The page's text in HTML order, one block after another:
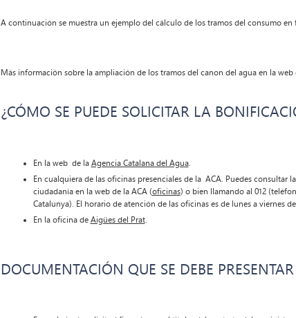
A continuación se muestra un ejemplo del cálculo de los tramos del consumo
Más información sobre la ampliación de los tramos del canon del agua en la web
¿CÓMO SE PUEDE SOLICITAR LA
En la web de la Agencia Catalana del Agua.
En cualquiera de las oficinas presenciales de la ACA. Puedes consultar
ciudadanía en la web de la ACA (oficinas) o bien llamando al 012
Catalunya). El horario de atención de las oficinas es de lunes a viernes
En la oficina de Aigües del Prat.
DOCUMENTACIÓN QUE SE DEBE PRESENTAR